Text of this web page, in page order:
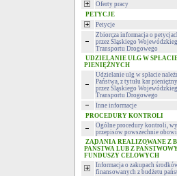
Oferty pracy
PETYCJE
Petycje
Zbiorcza informacja o
przez Śląskiego
Transportu Drogowego
UDZIELANIE ULG W
PIENIĘŻNYCH
Udzielanie ulg w spłacie
Państwa, z tytułu kar
przez Śląskiego
Transportu Drogowego
Inne informacje
PROCEDURY KONTROLI
Ogólne procedury kontroli,
przepisów powszechnie
ZADANIA REALIZOWANE Z
PAŃSTWA LUB Z
FUNDUSZY CELOWYCH
Informacja o zakupach
finansowanych z budżetu